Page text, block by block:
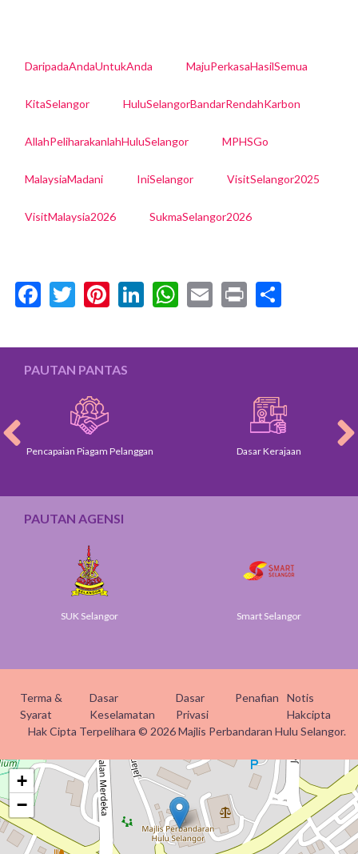
DaripadaAndaUntukAnda MajuPerkasaHasilSemua
KitaSelangor HuluSelangorBandarRendahKarbon
AllahPeliharakanlahHuluSelangor MPHSGo
MalaysiaMadani IniSelangor VisitSelangor2025
VisitMalaysia2026 SukmaSelangor2026
Facebook
Twitter
Pinterest
LinkedIn
WhatsApp
Email
Print
PAUTAN PANTAS
Pencapaian Piagam Pelanggan Dasar Kerajaan
PAUTAN AGENSI
SUK Selangor Smart Selangor
Terma &
Syarat
Dasar
Keselamatan
Dasar
Privasi
Penafian
Notis
Hakcipta
Hak Cipta Terpelihara © 2026 Majlis Perbandaran Hulu Selangor.
+
−